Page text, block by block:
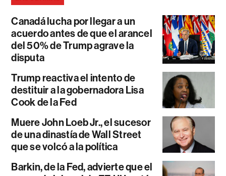
Canadá lucha por llegar a un
acuerdo antes de que el arancel
del 50% de Trump agrave la
disputa
Trump reactiva el intento de
destituir a la gobernadora Lisa
Cook de la Fed
Muere John Loeb Jr., el sucesor
de una dinastía de Wall Street
que se volcó a la política
Barkin, de la Fed, advierte que el